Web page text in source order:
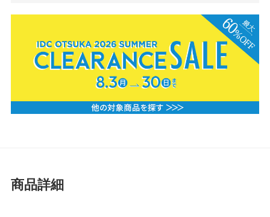
商品詳細